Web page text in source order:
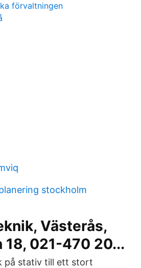
förvaltningen
stockholm
Västerås,
18, 021-470 20...
på stativ till ett stort